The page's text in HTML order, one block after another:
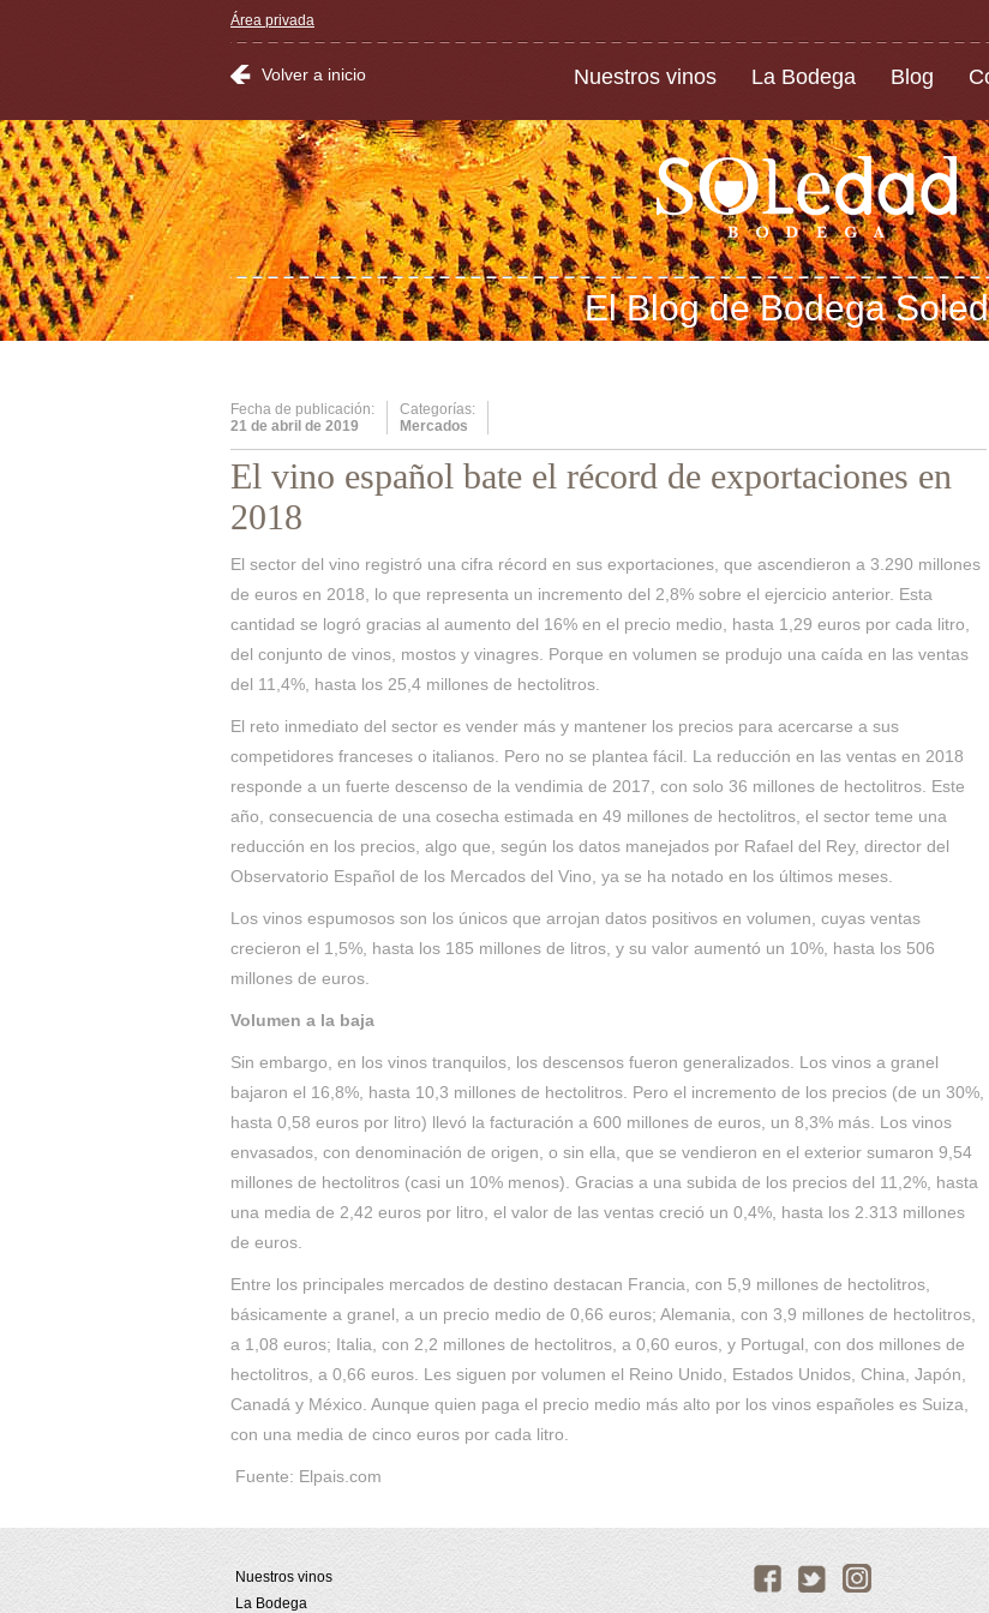
Área privada
Volver a inicio Nuestros vinos La Bodega Blog
El Blog de Bodega
Fecha de publicación:
21 de abril de 2019
Categorías:
Mercados
El vino español bate el récord de exportaciones en
2018
El sector del vino registró una cifra récord en sus exportaciones, que ascendieron a 3.290 millones
de euros en 2018, lo que representa un incremento del 2,8% sobre el ejercicio anterior. Esta
cantidad se logró gracias al aumento del 16% en el precio medio, hasta 1,29 euros por cada litro,
del conjunto de vinos, mostos y vinagres. Porque en volumen se produjo una caída en las ventas
del 11,4%, hasta los 25,4 millones de hectolitros.
El reto inmediato del sector es vender más y mantener los precios para acercarse a sus
competidores franceses o italianos. Pero no se plantea fácil. La reducción en las ventas en 2018
responde a un fuerte descenso de la vendimia de 2017, con solo 36 millones de hectolitros. Este
año, consecuencia de una cosecha estimada en 49 millones de hectolitros, el sector teme una
reducción en los precios, algo que, según los datos manejados por Rafael del Rey, director del
Observatorio Español de los Mercados del Vino, ya se ha notado en los últimos meses.
Los vinos espumosos son los únicos que arrojan datos positivos en volumen, cuyas ventas
crecieron el 1,5%, hasta los 185 millones de litros, y su valor aumentó un 10%, hasta los 506
millones de euros.
Volumen a la baja
Sin embargo, en los vinos tranquilos, los descensos fueron generalizados. Los vinos a granel
bajaron el 16,8%, hasta 10,3 millones de hectolitros. Pero el incremento de los precios (de un 30%,
hasta 0,58 euros por litro) llevó la facturación a 600 millones de euros, un 8,3% más. Los vinos
envasados, con denominación de origen, o sin ella, que se vendieron en el exterior sumaron 9,54
millones de hectolitros (casi un 10% menos). Gracias a una subida de los precios del 11,2%, hasta
una media de 2,42 euros por litro, el valor de las ventas creció un 0,4%, hasta los 2.313 millones
de euros.
Entre los principales mercados de destino destacan Francia, con 5,9 millones de hectolitros,
básicamente a granel, a un precio medio de 0,66 euros; Alemania, con 3,9 millones de hectolitros,
a 1,08 euros; Italia, con 2,2 millones de hectolitros, a 0,60 euros, y Portugal, con dos millones de
hectolitros, a 0,66 euros. Les siguen por volumen el Reino Unido, Estados Unidos, China, Japón,
Canadá y México. Aunque quien paga el precio medio más alto por los vinos españoles es Suiza,
con una media de cinco euros por cada litro.
Fuente: Elpais.com
Nuestros vinos
La Bodega